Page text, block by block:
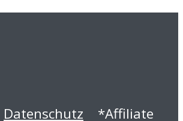
Datenschutz *Affiliate